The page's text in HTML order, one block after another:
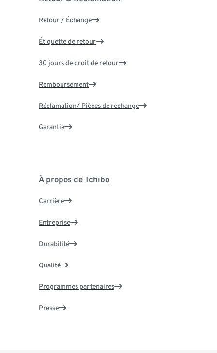
Retour / Échange
Étiquette de retour
30 jours de droit de retour
Remboursement
Réclamation/ Pièces de rechange
Garantie
À propos de Tchibo
Carrière
Entreprise
Durabilité
Qualité
Programmes partenaires
Presse